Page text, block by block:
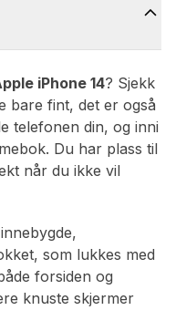
iPhone 14? Sjekk
bare fint, det er også
telefonen din, og inni
Du har plass til
når du ikke vil
som lukkes med
forsiden og
knuste skjermer